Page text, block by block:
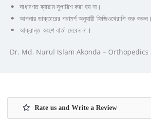
সাধারণত ব্যায়াম সুপারিশ করা হয় না।
আপনার ডাক্তারের পরামর্শ অনুযায়ী ফিজিওথেরাপি শুরু করুন।
আক্রান্ত অংশে বার্তা দেবেন না।
Dr. Md. Nurul Islam Akonda – Orthopedics
Rate us and Write a Review